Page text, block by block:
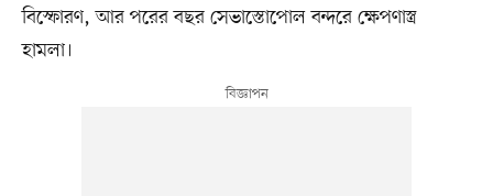
বিস্ফোরণ, আর পরের বছর সেভাস্তোপোল বন্দরে ক্ষেপণাস্ত্র
হামলা।